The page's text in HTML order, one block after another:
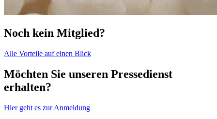
Noch kein Mitglied?
Alle Vorteile auf einen Blick
Möchten Sie unseren Pressedienst
erhalten?
Hier geht es zur Anmeldung